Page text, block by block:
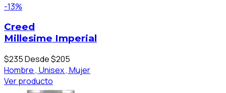
-13%
Creed
Millesime Imperial
$235Desde $205
Hombre , Unisex , Mujer
Ver producto